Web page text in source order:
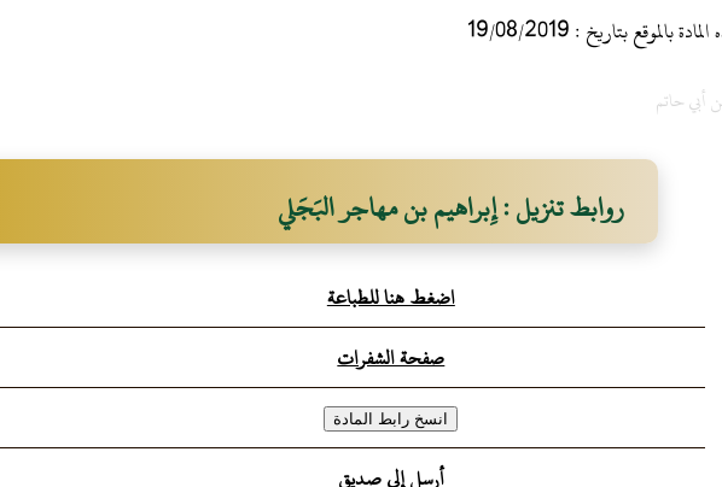
بتاريخ : 19/08/2019
أبي حاتم
روابط تنزيل : إِبراهيم بن مهاجر البَجَلي
اضغط هنا للطباعة
صفحة الشفرات
أرسل إلى صديق